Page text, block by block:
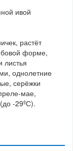
ивой
растёт
форме,
листья
однолетние
серёжки
мае,
-29ºС).